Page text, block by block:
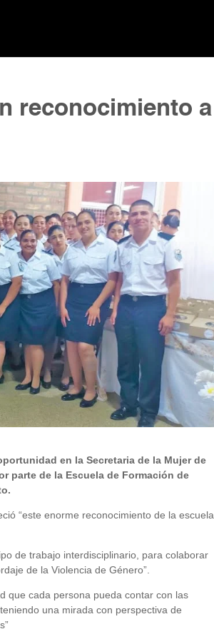
reconocimiento a
en la Secretaria de la Mujer de
parte de la Escuela de Formación de
“este enorme reconocimiento de la escuela
de trabajo interdisciplinario, para colaborar
de la Violencia de Género”.
que cada persona pueda contar con las
una mirada con perspectiva de